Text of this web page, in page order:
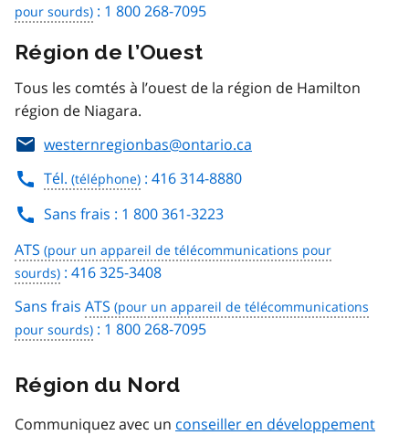
: 1 800 268-7095
Région de l’Ouest
Tous les comtés à l’ouest de la région de Hamilton
région de Niagara.
westernregionbas@ontario.ca
Tél.
: 416 314-8880
Sans frais : 1 800 361-3223
ATS
: 416 325-3408
Sans frais ATS
: 1 800 268-7095
Région du Nord
Communiquez avec un conseiller en développement